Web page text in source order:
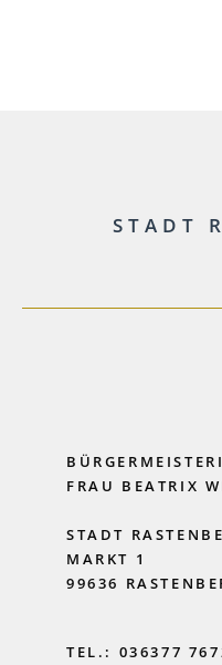
STADT
FRAU BEATRIX
STADT
MARKT 1
99636
TEL.: 036377